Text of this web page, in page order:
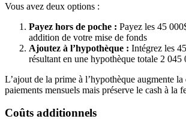
Vous avez deux options :
Payez hors de poche : Payez les 45
addition de votre mise de fonds
Ajoutez à l’hypothèque : Intégrez les
résultant en une hypothèque totale 2 045
L’ajout de la prime à l’hypothèque augmente la
paiements mensuels mais préserve le cash à la
Coûts additionnels